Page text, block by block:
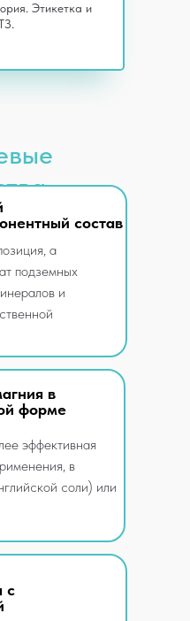
Этикетка и
в
форме
состав
с
эффективная
в
соли) или
а
подземных
и